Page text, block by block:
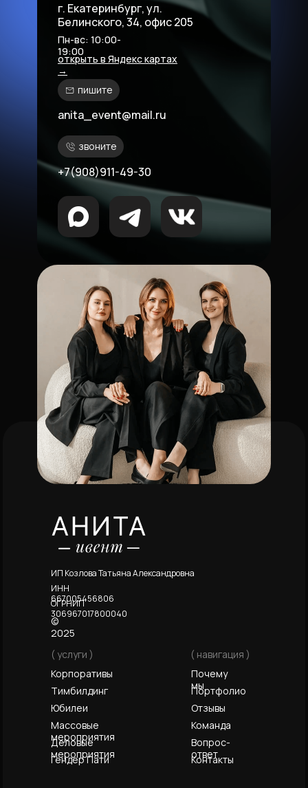
( услуги )
( навигация )
Корпоративы
Почему
мы
ИП Козлова Татьяна Александровна
ИНН
667005456806
ОГРНИП
306967017800040
©
2025
Массовые
мероприятия
Команда
Тимбилдинг Портфолио
Деловые
мероприятия
Вопрос-
ответ
Юбилеи Отзывы
Гендер Пати Контакты
г. Екатеринбург, ул.
Белинского, 34, офис 205
Пн-вс: 10:00-
19:00
открыть в Яндекс картах
→
+7(908)911-49-30
anita_event@mail.ru
пишите
звоните